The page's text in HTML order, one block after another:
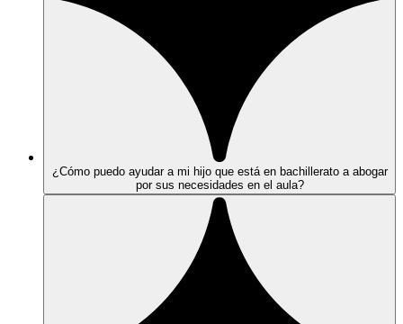
¿Cómo puedo ayudar a mi hijo que está en bachillerato a abogar
por sus necesidades en el aula?